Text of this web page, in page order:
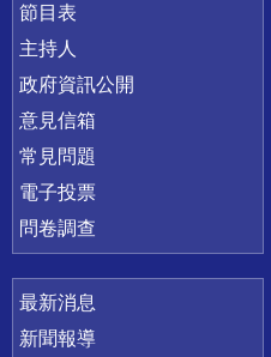
節目表
主持人
政府資訊公開
意見信箱
常見問題
電子投票
問卷調查
最新消息
新聞報導